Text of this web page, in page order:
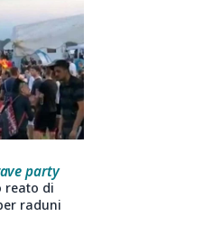
party
reato di
raduni